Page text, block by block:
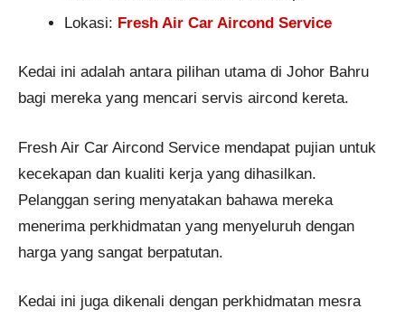
Lokasi: Fresh Air Car Aircond Service
Kedai ini adalah antara pilihan utama di Johor Bahru
bagi mereka yang mencari servis aircond kereta.
Fresh Air Car Aircond Service mendapat pujian untuk
kecekapan dan kualiti kerja yang dihasilkan.
Pelanggan sering menyatakan bahawa mereka
menerima perkhidmatan yang menyeluruh dengan
harga yang sangat berpatutan.
Kedai ini juga dikenali dengan perkhidmatan mesra